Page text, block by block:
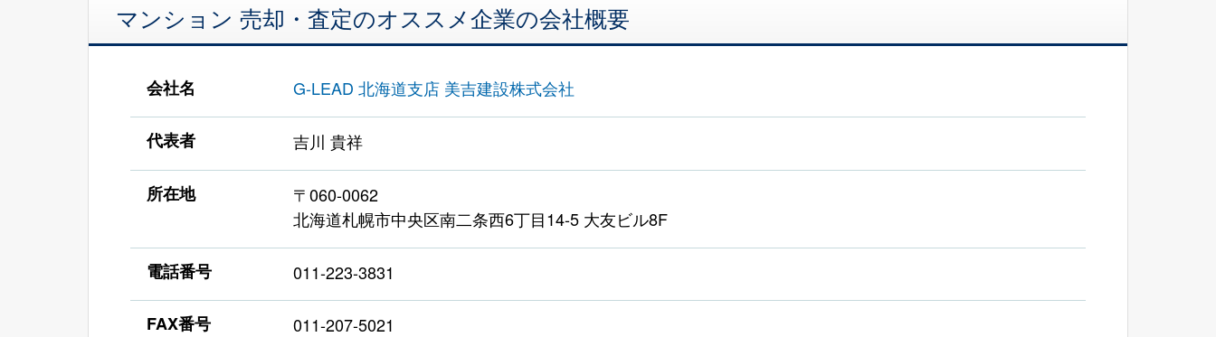
マンション 売却・査定のオススメ企業の会社概要
会社名 G-LEAD 北海道支店 美吉建設株式会社
代表者 吉川 貴祥
所在地
〒060-0062
北海道札幌市中央区南二条西6丁目14-5 大友ビル8F
電話番号 011-223-3831
FAX番号 011-207-5021